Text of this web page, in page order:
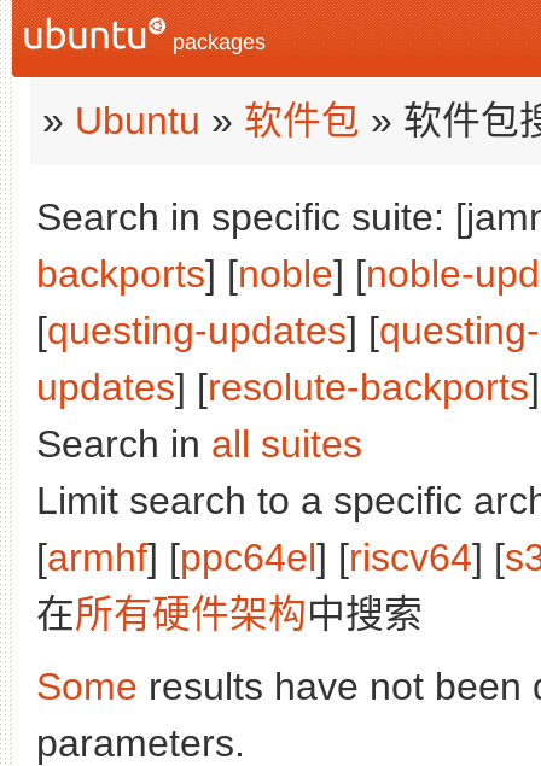
packages
» Ubuntu » 软件包 » 软件包
Search in specific suite:
backports] [noble] [noble-
[questing-updates] [
updates] [resolute-backports
Search in all suites
Limit search to a specific
[armhf] [ppc64el] [riscv64] [
在所有硬件架构中搜索
Some results have not been
parameters.